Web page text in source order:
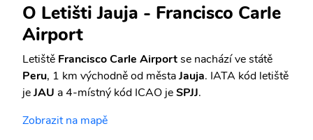
O Letišti Jauja - Francisco Carle
Airport
Letiště Francisco Carle Airportse nachází ve státě
Peru, 1 km východně od městaJauja. IATA kód letiště
jeJAU a 4-místný kód ICAO jeSPJJ.
Zobrazit na mapě